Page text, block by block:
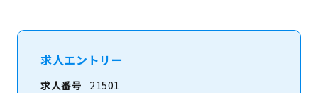
求人エントリー
求人番号
21501